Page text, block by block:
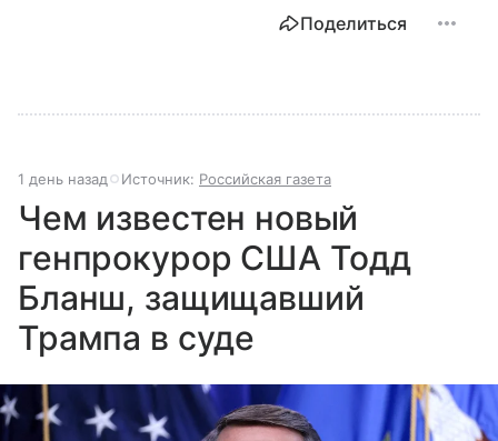
Поделиться
1 день назад Источник: Российская газета
Чем известен новый
генпрокурор США Тодд
Бланш, защищавший
Трампа в суде